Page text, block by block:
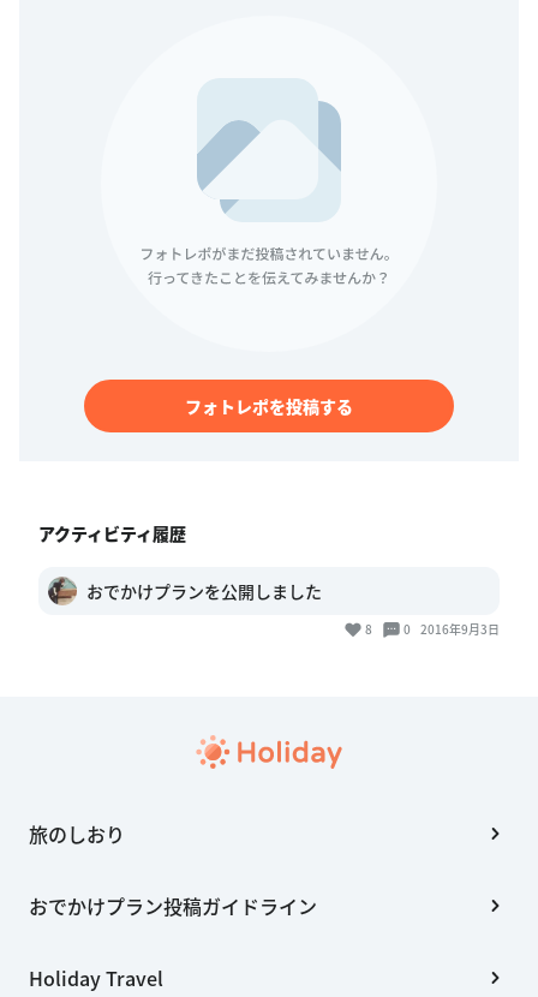
フォトレポを投稿する
アクティビティ履歴
おでかけプランを公開しました
8 0 2016年9月3日
旅のしおり
おでかけプラン投稿ガイドライン
Holiday Travel